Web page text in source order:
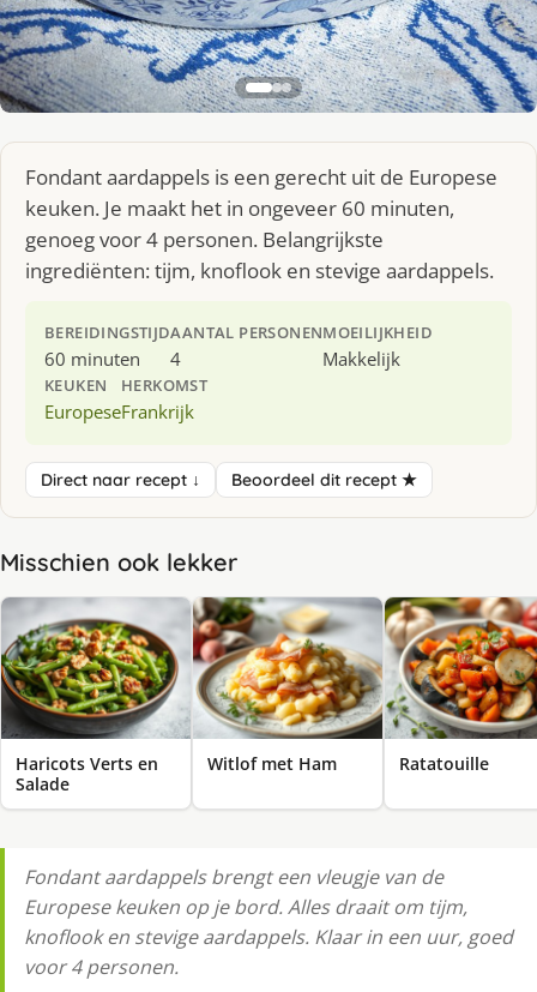
Fondant aardappels is een gerecht uit de Europese
keuken. Je maakt het in ongeveer 60 minuten,
genoeg voor 4 personen. Belangrijkste
ingrediënten: tijm, knoflook en stevige aardappels.
BEREIDINGSTIJD
60 minuten
AANTAL PERSONEN
4
MOEILIJKHEID
Makkelijk
KEUKEN
Europese
HERKOMST
Frankrijk
Direct naar recept ↓ Beoordeel dit recept ★
Misschien ook lekker
Haricots Verts en
Salade
Witlof met Ham Ratatouille
Fondant aardappels brengt een vleugje van de
Europese keuken op je bord. Alles draait om tijm,
knoflook en stevige aardappels. Klaar in een uur, goed
voor 4 personen.